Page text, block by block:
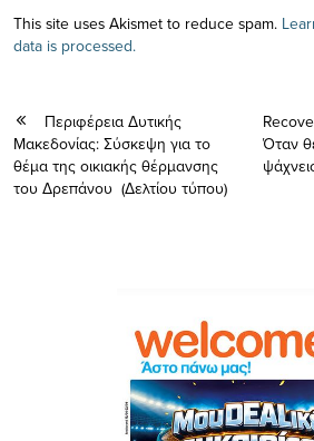
This site uses Akismet to reduce spam.
data is processed.
Περιφέρεια Δυτικής
Μακεδονίας: Σύσκεψη για το
θέμα της οικιακής θέρμανσης
του Δρεπάνου (Δελτίου τύπου)
Όταν